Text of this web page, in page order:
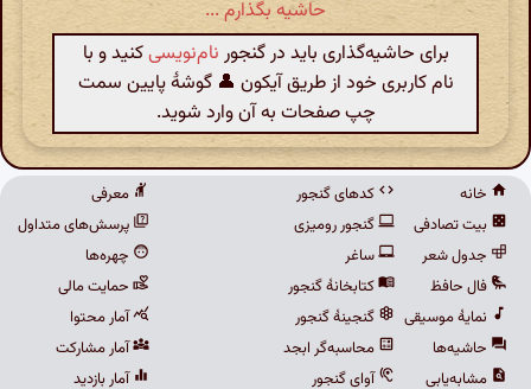
حاشیه بگذارم ...
برای حاشیه‌گذاری باید در گنجور نام‌نویسیکنید و با
نام کاربری خود از طریق آیکون 👤 گوشهٔ پایین سمت
چپ صفحات به آن وارد شوید.
خانه
بیت تصادفی
جدول شعر
فال حافظ
نمایهٔ موسیقی
حاشیه‌ها
مشابه‌یابی
کدهای گنجور
گنجور رومیزی
ساغر
کتابخانهٔ گنجور
گنجینهٔ گنجور
محاسبه‌گر ابجد
آوای گنجور
معرفی
پرسش‌های متداول
چهره‌ها
حمایت مالی
آمار محتوا
آمار مشارکت
آمار بازدید